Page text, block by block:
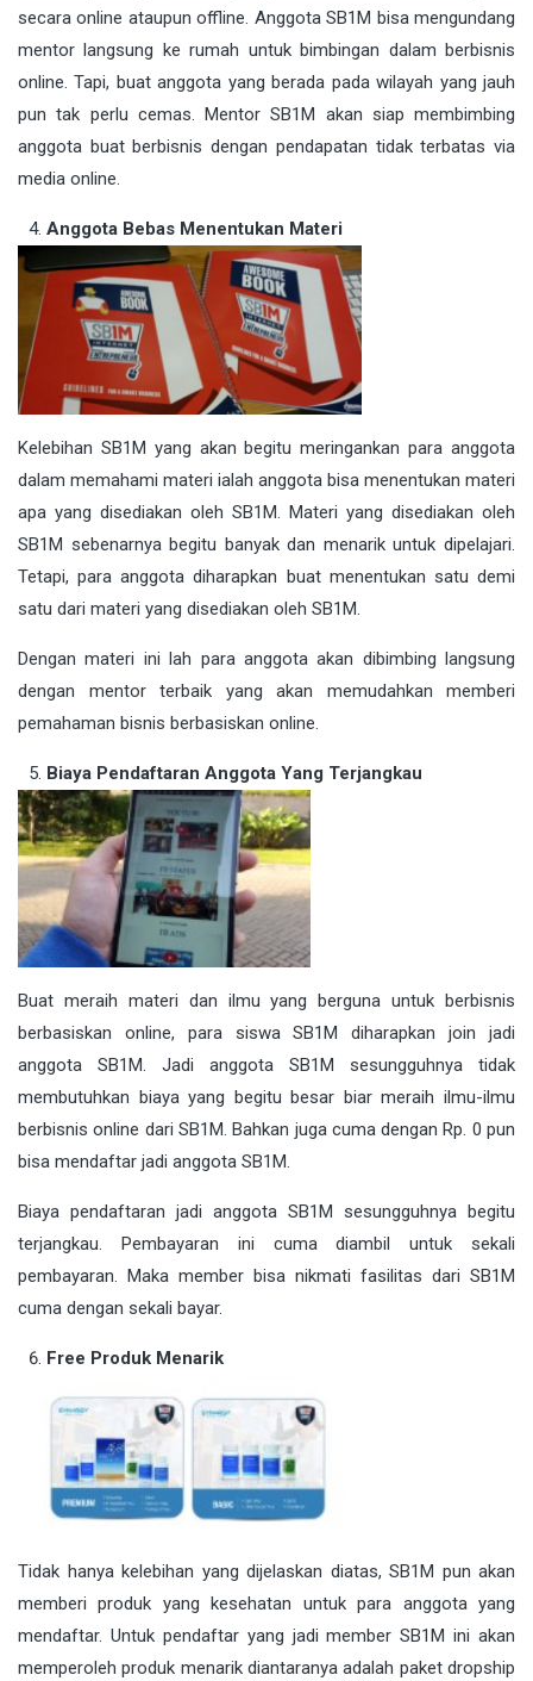
secara online ataupun offline. Anggota SB1M bisa mengundang
mentor langsung ke rumah untuk bimbingan dalam berbisnis
online. Tapi, buat anggota yang berada pada wilayah yang jauh
pun tak perlu cemas. Mentor SB1M akan siap membimbing
anggota buat berbisnis dengan pendapatan tidak terbatas via
media online.
Anggota Bebas Menentukan Materi
Kelebihan SB1M yang akan begitu meringankan para anggota
dalam memahami materi ialah anggota bisa menentukan materi
apa yang disediakan oleh SB1M. Materi yang disediakan oleh
SB1M sebenarnya begitu banyak dan menarik untuk dipelajari.
Tetapi, para anggota diharapkan buat menentukan satu demi
satu dari materi yang disediakan oleh SB1M.
Dengan materi ini lah para anggota akan dibimbing langsung
dengan mentor terbaik yang akan memudahkan memberi
pemahaman bisnis berbasiskan online.
Biaya Pendaftaran Anggota Yang Terjangkau
Buat meraih materi dan ilmu yang berguna untuk berbisnis
berbasiskan online, para siswa SB1M diharapkan join jadi
anggota SB1M. Jadi anggota SB1M sesungguhnya tidak
membutuhkan biaya yang begitu besar biar meraih ilmu-ilmu
berbisnis online dari SB1M. Bahkan juga cuma dengan Rp. 0 pun
bisa mendaftar jadi anggota SB1M.
Biaya pendaftaran jadi anggota SB1M sesungguhnya begitu
terjangkau. Pembayaran ini cuma diambil untuk sekali
pembayaran. Maka member bisa nikmati fasilitas dari SB1M
cuma dengan sekali bayar.
Free Produk Menarik
Tidak hanya kelebihan yang dijelaskan diatas, SB1M pun akan
memberi produk yang kesehatan untuk para anggota yang
mendaftar. Untuk pendaftar yang jadi member SB1M ini akan
memperoleh produk menarik diantaranya adalah paket dropship